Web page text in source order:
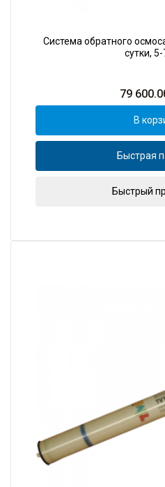
Система обратного
сутки,
79
В
Быстрая
Быстрый